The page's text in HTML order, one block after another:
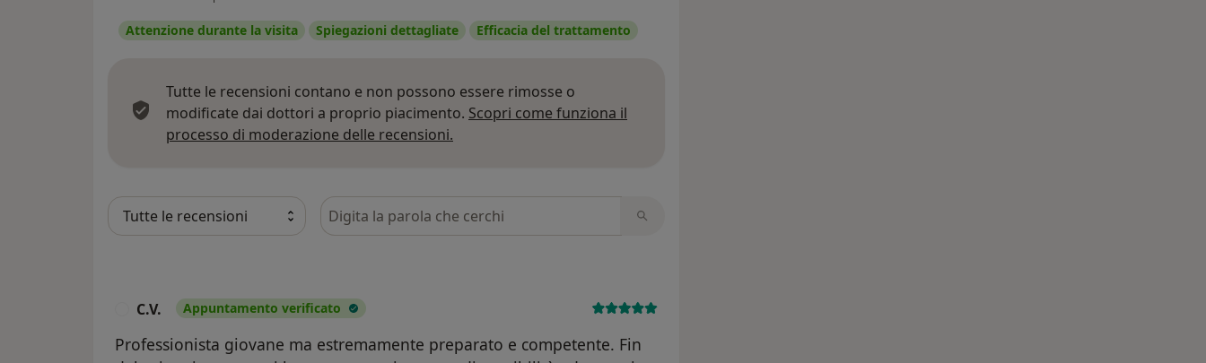
Attenzione durante la visita Spiegazioni dettagliate Efficacia del trattamento
Tutte le recensioni contano e non possono essere rimosse o
modificate dai dottori a proprio piacimento. Scopri come funziona il
processo di moderazione delle recensioni.
Cerca nelle recensioni
C.V. Appuntamento verificato
Professionista giovane ma estremamente preparato e competente. Fin